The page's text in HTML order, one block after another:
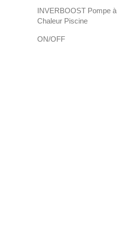
INVERBOOST Pompe à
Chaleur Piscine
ON/OFF